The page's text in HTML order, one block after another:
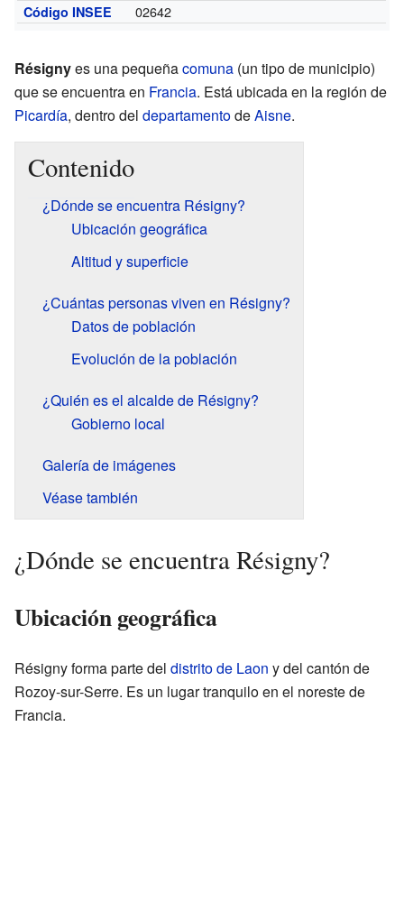
Código INSEE 02642
Résignyes una pequeñacomuna (un tipo de municipio)
que se encuentra en Francia. Está ubicada en la región de
Picardía, dentro del departamentodeAisne.
Contenido
¿Dónde se encuentra Résigny?
Ubicación geográfica
Altitud y superficie
¿Cuántas personas viven en Résigny?
Datos de población
Evolución de la población
¿Quién es el alcalde de Résigny?
Gobierno local
Galería de imágenes
Véase también
¿Dónde se encuentra Résigny?
Ubicación geográfica
Résigny forma parte del distrito de Laon y del cantón de
Rozoy-sur-Serre. Es un lugar tranquilo en el noreste de
Francia.